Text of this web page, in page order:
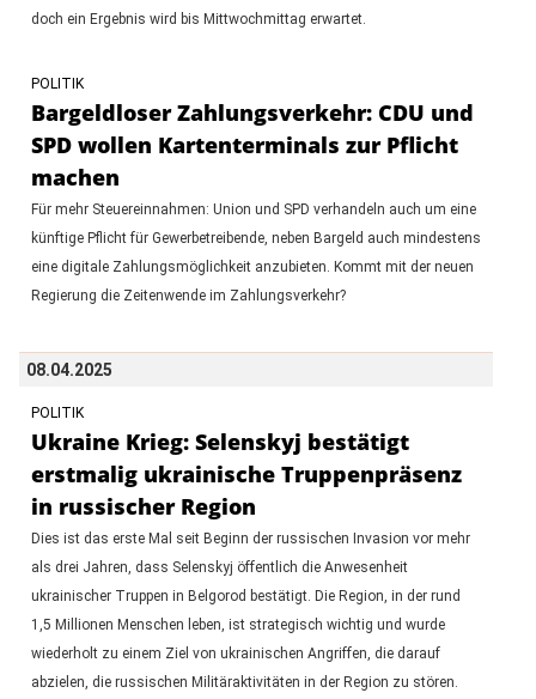
doch ein Ergebnis wird bis Mittwochmittag erwartet.
POLITIK
Bargeldloser Zahlungsverkehr: CDU und
SPD wollen Kartenterminals zur Pflicht
machen
Für mehr Steuereinnahmen: Union und SPD verhandeln auch um eine
künftige Pflicht für Gewerbetreibende, neben Bargeld auch mindestens
eine digitale Zahlungsmöglichkeit anzubieten. Kommt mit der neuen
Regierung die Zeitenwende im Zahlungsverkehr?
08.04.2025
POLITIK
Ukraine Krieg: Selenskyj bestätigt
erstmalig ukrainische Truppenpräsenz
in russischer Region
Dies ist das erste Mal seit Beginn der russischen Invasion vor mehr
als drei Jahren, dass Selenskyj öffentlich die Anwesenheit
ukrainischer Truppen in Belgorod bestätigt. Die Region, in der rund
1,5 Millionen Menschen leben, ist strategisch wichtig und wurde
wiederholt zu einem Ziel von ukrainischen Angriffen, die darauf
abzielen, die russischen Militäraktivitäten in der Region zu stören.